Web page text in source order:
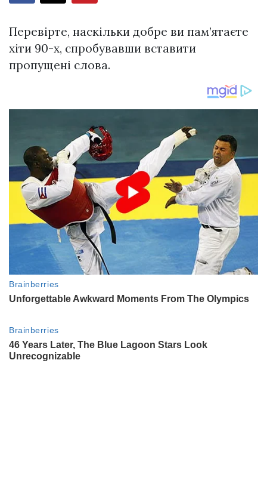
Перевірте, наскільки добре ви пам’ятаєте
хіти 90-х, спробувавши вставити
пропущені слова.